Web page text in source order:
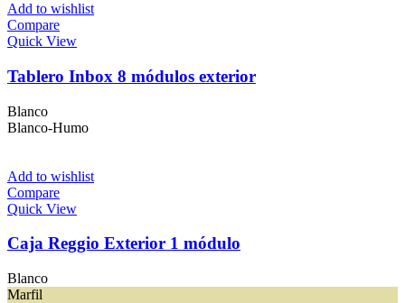
Add to wishlist
Compare
Quick View
Tablero Inbox 8 módulos exterior
Blanco
Blanco-Humo
Add to wishlist
Compare
Quick View
Caja Reggio Exterior 1 módulo
Blanco
Marfil